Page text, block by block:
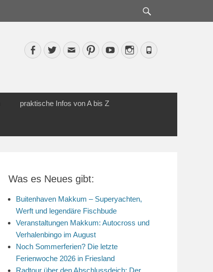
Facebook
TwitterEmailPinterestYouTubeInstagram
Phone
praktische Infos von A bis Z
Was es Neues gibt:
Buitenhaven Makkum – Superyachten,
Werft und legendäre Fischbude
Veranstaltungen Makkum: Autocross und
Verhalenbingo im August
Noch Sommerferien? Die letzte
Ferienwoche 2026 in Friesland
Radtour über den Abschlussdeich: Der